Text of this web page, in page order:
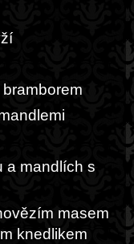
a mandlích s
masem
knedlikem